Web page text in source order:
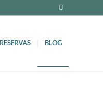
RESERVAS BLOG